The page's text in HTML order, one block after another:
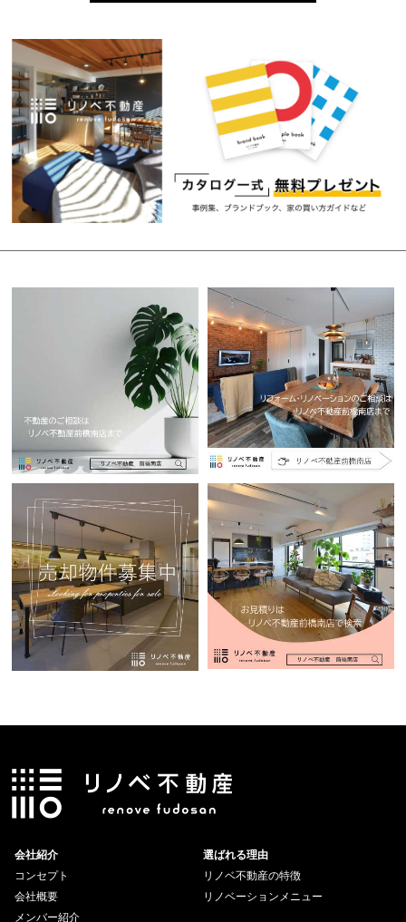
会社紹介
コンセプト
会社概要
メンバー紹介
選ばれる理由
リノベ不動産の特徴
リノベーションメニュー